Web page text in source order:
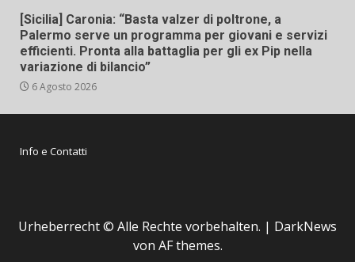
[Sicilia] Caronia: “Basta valzer di poltrone, a
Palermo serve un programma per giovani e servizi
efficienti. Pronta alla battaglia per gli ex Pip nella
variazione di bilancio”
6 Agosto 2026
Info e Contatti
Urheberrecht © Alle Rechte vorbehalten. | DarkNews
von AF themes.